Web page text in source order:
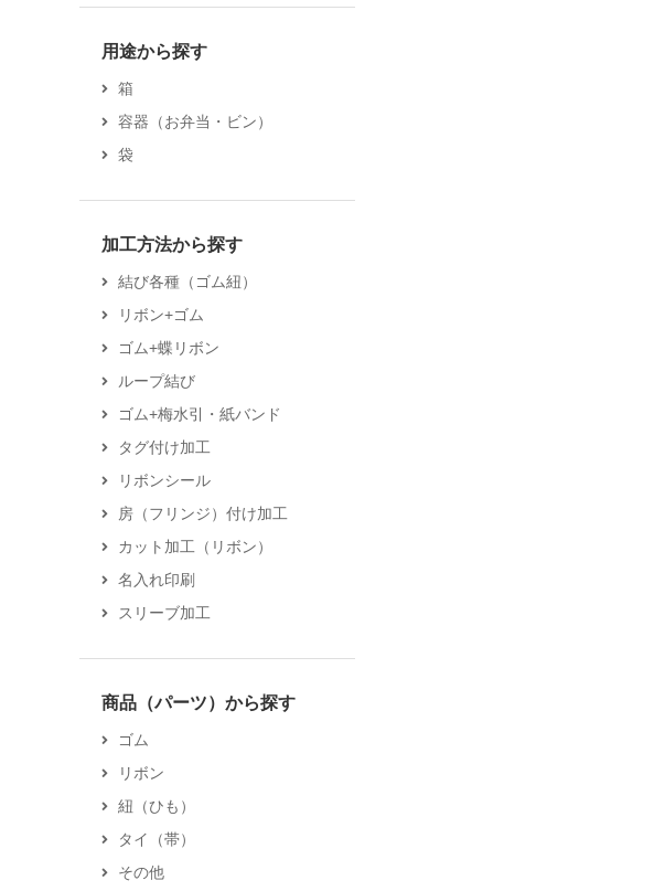
用途から探す
箱
容器（お弁当・ビン）
袋
加工方法から探す
結び各種（ゴム紐）
リボン+ゴム
ゴム+蝶リボン
ループ結び
ゴム+梅水引・紙バンド
タグ付け加工
リボンシール
房（フリンジ）付け加工
カット加工（リボン）
名入れ印刷
スリーブ加工
商品（パーツ）から探す
ゴム
リボン
紐（ひも）
タイ（帯）
その他